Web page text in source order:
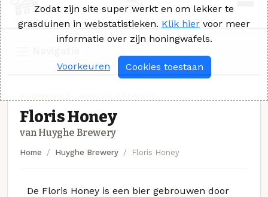
Floris Honey
van Huyghe Brewery
Home Huyghe Brewery Floris Honey
De Floris Honey is een bier gebrouwen door
Zodat zijn site super werkt en om lekker te
grasduinen in webstatistieken. Klik hier voor meer
informatie over zijn honingwafels.
Voorkeuren Cookies toestaan